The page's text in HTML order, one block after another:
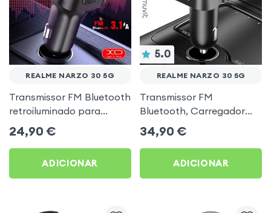
REALME NARZO 30 5G
Transmissor FM Bluetooth
retroiluminado para
automóvel com
carregamento USB C
Preto
24,90 €
ADICIONAR
5.0
REALME NARZO 30 5G
Transmissor FM
Bluetooth, Carregador
para automóvel Muvit
Preto para Realme Narzo
30 5G
34,90 €
ADICIONAR